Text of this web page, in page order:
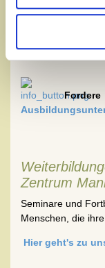
Wissen über
Menschen, die
möchten.
Fordere
Zentrum
Seminare und
Menschen, die
Hier geht's zu